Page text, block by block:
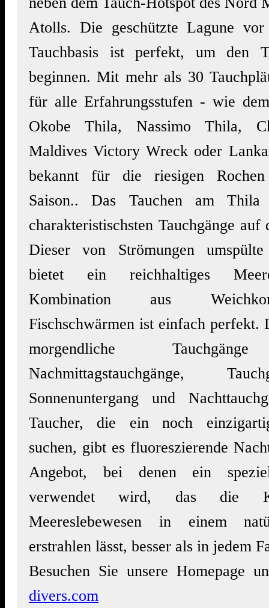
Atolls. Die geschützte Lagune
Tauchbasis ist perfekt, um den
beginnen. Mit mehr als 30
für alle Erfahrungsstufen - wie
Okobe Thila, Nassimo Thila,
Maldives Victory Wreck oder
bekannt für die riesigen
Saison.. Das Tauchen am
charakteristischsten Tauchgänge
Dieser von Strömungen umspülte
bietet ein reichhaltiges
Kombination aus
Fischschwärmen ist einfach perfekt.
morgendliche
Nachmittagstauchgänge,
Sonnenuntergang und
Taucher, die ein noch
suchen, gibt es fluoreszierende
Angebot, bei denen ein
verwendet wird, das die
Meereslebewesen in einem
erstrahlen lässt, besser als in jedem
Besuchen Sie unsere Homepage
divers.com